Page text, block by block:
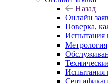
Назад
Онлайн
Поверка,
Испытания
Метрология
Испытания